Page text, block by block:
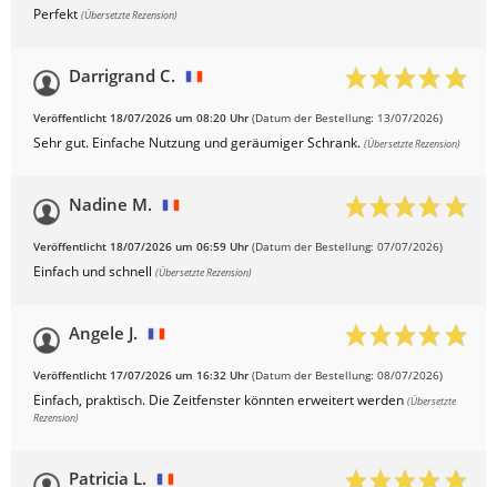
Perfekt (Übersetzte Rezension)
Darrigrand C.
Veröffentlicht 18/07/2026 um 08:20 Uhr (Datum der Bestellung: 13/07/2026)
Sehr gut. Einfache Nutzung und geräumiger Schrank. (Übersetzte Rezension)
Nadine M.
Veröffentlicht 18/07/2026 um 06:59 Uhr (Datum der Bestellung: 07/07/2026)
Einfach und schnell (Übersetzte Rezension)
Angele J.
Veröffentlicht 17/07/2026 um 16:32 Uhr (Datum der Bestellung: 08/07/2026)
Einfach, praktisch. Die Zeitfenster könnten erweitert werden (Übersetzte
Rezension)
Patricia L.